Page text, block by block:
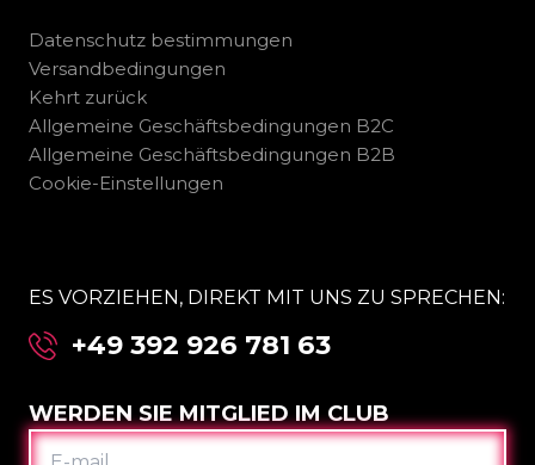
Datenschutz bestimmungen
Versandbedingungen
Kehrt zurück
Allgemeine Geschäftsbedingungen B2C
Allgemeine Geschäftsbedingungen B2B
Cookie-Einstellungen
ES VORZIEHEN, DIREKT MIT UNS ZU SPRECHEN:
+49 392 926 781 63
WERDEN SIE MITGLIED IM CLUB
E-